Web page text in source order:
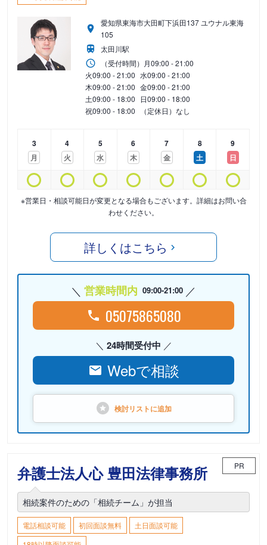
愛知県東海市大田町下浜田137 ユウナル東海
105
太田川駅
（受付時間） 月09:00 - 21:00
火09:00 - 21:00 水09:00 - 21:00
木09:00 - 21:00 金09:00 - 21:00
土09:00 - 18:00 日09:00 - 18:00
祝09:00 - 18:00 （定休日）なし
3
月
4
火
5
水
6
木
7
金
8
土
9
日
※営業日・相談可能日が変更となる場合もございます。詳細はお問い合
わせください。
詳しくはこちら
営業時間内 09:00-21:00
05075865080
24時間受付中
Webで相談
検討リストに追加
弁護士法人心 豊田法律事務所 PR
相続案件のための「相続チーム」が担当
電話相談可能 初回面談無料
土日面談可能